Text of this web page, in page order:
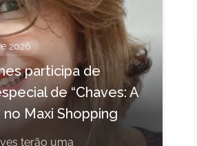
2026
participa de
de “Chaves: A
no Maxi Shopping
terão uma